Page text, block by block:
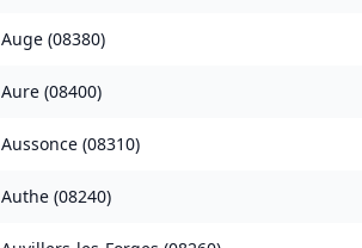
Auge (08380)
Aure (08400)
Aussonce (08310)
Authe (08240)